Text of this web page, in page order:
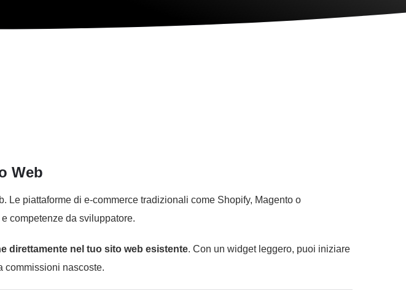
Web
piattaforme di e-commerce tradizionali come Shopify, Magento o
competenze da sviluppatore.
direttamente nel tuo sito web esistente. Con un widget leggero, puoi iniziare
commissioni nascoste.